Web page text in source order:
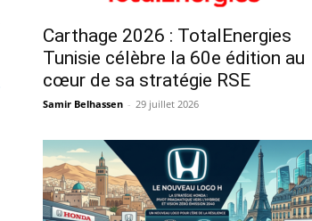
Carthage 2026 : TotalEnergies
Tunisie célèbre la 60e édition au
cœur de sa stratégie RSE
Samir Belhassen - 29 juillet 2026